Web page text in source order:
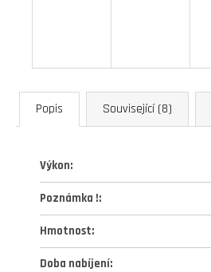
Popis Související (8)
Výkon:
Poznámka !:
Hmotnost:
Doba nabíjení: